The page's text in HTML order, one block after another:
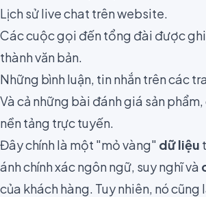
Lịch sử live chat trên website.
Các cuộc gọi đến tổng đài được
thành văn bản.
Những bình luận, tin nhắn trên các
Và cả những bài đánh giá sản
nền tảng trực tuyến.
Đây chính là một "mỏ vàng" dữ liệu
ánh chính xác ngôn ngữ, suy nghĩ và
của khách hàng. Tuy nhiên, nó